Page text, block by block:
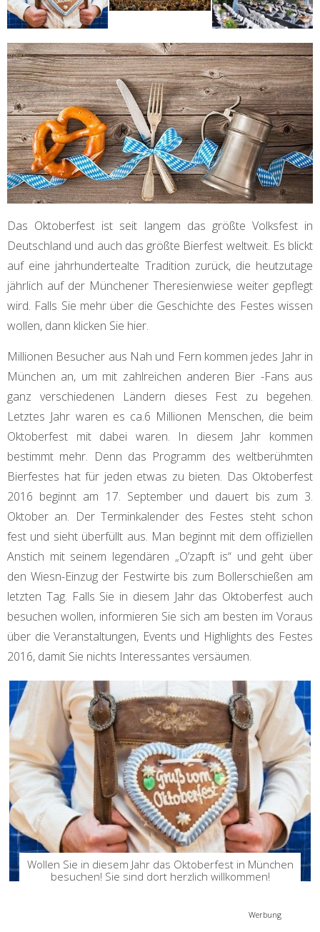
Das Oktoberfest ist seit langem das größte Volksfest in
Deutschland und auch das größte Bierfest weltweit. Es blickt
auf eine jahrhundertealte Tradition zurück, die heutzutage
jährlich auf der Münchener Theresienwiese weiter gepflegt
wird. Falls Sie mehr über die Geschichte des Festes wissen
wollen, dann klicken Sie hier.
Millionen Besucher aus Nah und Fern kommen jedes Jahr in
München an, um mit zahlreichen anderen Bier -Fans aus
ganz verschiedenen Ländern dieses Fest zu begehen.
Letztes Jahr waren es ca.6 Millionen Menschen, die beim
Oktoberfest mit dabei waren. In diesem Jahr kommen
bestimmt mehr. Denn das Programm des weltberühmten
Bierfestes hat für jeden etwas zu bieten. Das Oktoberfest
2016 beginnt am 17. September und dauert bis zum 3.
Oktober an. Der Terminkalender des Festes steht schon
fest und sieht überfüllt aus. Man beginnt mit dem offiziellen
Anstich mit seinem legendären „O’zapft is“ und geht über
den Wiesn-Einzug der Festwirte bis zum Bollerschießen am
letzten Tag. Falls Sie in diesem Jahr das Oktoberfest auch
besuchen wollen, informieren Sie sich am besten im Voraus
über die Veranstaltungen, Events und Highlights des Festes
2016, damit Sie nichts Interessantes versäumen.
Wollen Sie in diesem Jahr das Oktoberfest in München
besuchen! Sie sind dort herzlich willkommen!
Werbung